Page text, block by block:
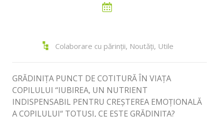
Colaborare cu părinții, Noutăți, Utile
GRĂDINIȚA PUNCT DE COTITURĂ ÎN VIAȚA
COPILULUI “IUBIREA, UN NUTRIENT
INDISPENSABIL PENTRU CREŞTEREA EMOŢIONALĂ
A COPILULUI“ TOTUȘI, CE ESTE GRĂDINIȚA?